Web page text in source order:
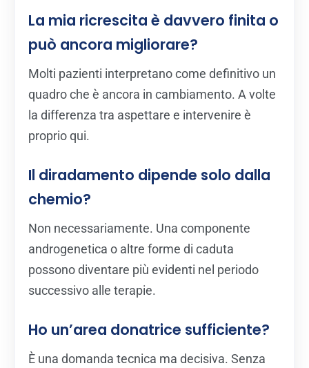
La mia ricrescita è davvero finita o
può ancora migliorare?
Molti pazienti interpretano come definitivo un
quadro che è ancora in cambiamento. A volte
la differenza tra aspettare e intervenire è
proprio qui.
Il diradamento dipende solo dalla
chemio?
Non necessariamente. Una componente
androgenetica o altre forme di caduta
possono diventare più evidenti nel periodo
successivo alle terapie.
Ho un’area donatrice sufficiente?
È una domanda tecnica ma decisiva. Senza